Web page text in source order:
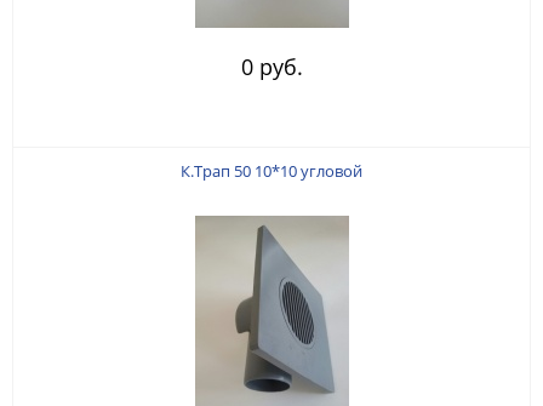
0 руб.
К.Трап 50 10*10 угловой